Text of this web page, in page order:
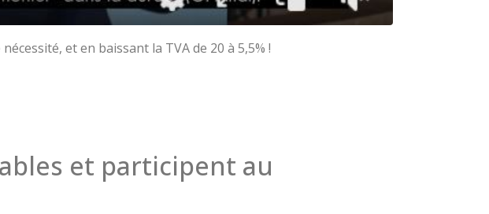
et en baissant la TVA de 20 à 5,5% !
et participent au